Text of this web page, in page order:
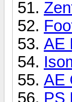
AE
AE
PS